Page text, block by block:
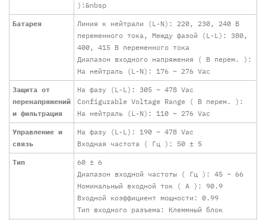
):&nbsp
Батарея
Линия к нейтрали (L-N): 220, 230, 240 В
переменного тока, Между фазой (L-L): 380,
400, 415 В переменного тока
Диапазон входного напряжения ( В перем. ):
На нейтраль (L-N): 176 ~ 276 Vac
Защита от
перенапряжений
и фильтрация
На фазу (L-L): 305 ~ 478 Vac
Configurable Voltage Range ( В перем. ):
На нейтраль (L-N): 110 ~ 276 Vac
Управление и
связь
На фазу (L-L): 190 ~ 478 Vac
Входная частота ( Гц ): 50 ± 5
Тип
60 ± 6
Диапазон входной частоты ( Гц ): 45 ~ 66
Номинальный входной ток ( A ): 90.9
Входной коэффициент мощности: 0.99
Тип входного разъема: Клеммный блок